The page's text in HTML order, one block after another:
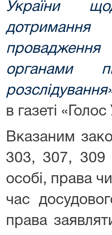
України
органами
в газеті
Вказаним
303, 307, 309
особі, права
час
права